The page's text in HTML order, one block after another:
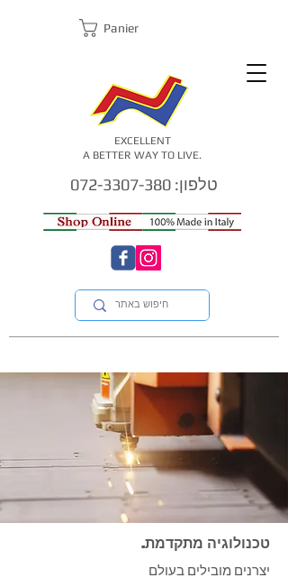
טלפון: 072-3307-380
Panier
EXCELLENT
A BETTER WAY TO LIVE.
טכנולוגיה מתקדמת.
יצרנים מובילים בעולם